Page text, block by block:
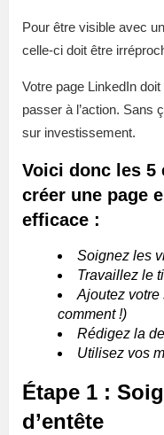
Pour être visible avec
celle-ci doit être
Votre page LinkedIn
passer à l’action. Sans
sur investissement.
Voici donc les 5
créer une page
efficace :
Soignez les
Travaillez le
Ajoutez votre
comment !)
Rédigez la
Utilisez vos
Étape 1 :
d’entête